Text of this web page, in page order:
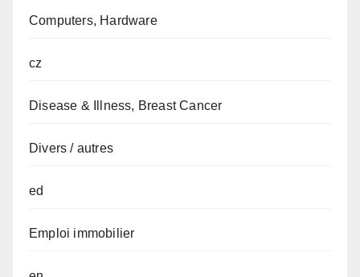
Computers, Hardware
cz
Disease & Illness, Breast Cancer
Divers / autres
ed
Emploi immobilier